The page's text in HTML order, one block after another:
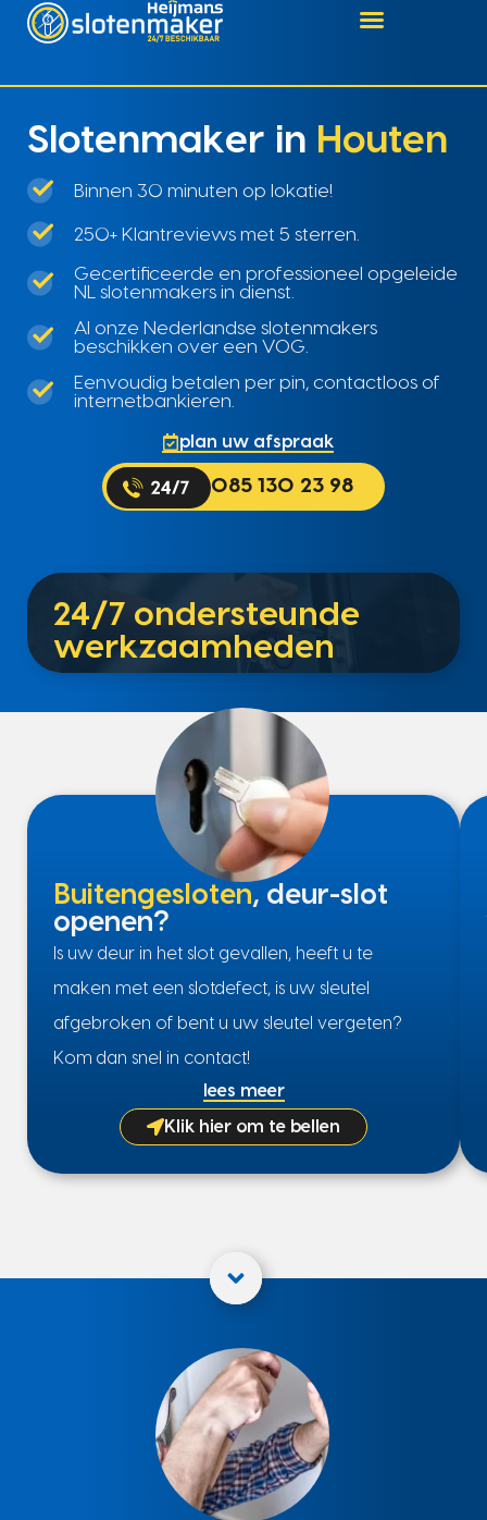
Slotenmaker in Houten
Binnen 30 minuten op lokatie!
250+ Klantreviews met 5 sterren.
Gecertificeerde en professioneel opgeleide
NL slotenmakers in dienst.
Al onze Nederlandse slotenmakers
beschikken over een VOG.
Eenvoudig betalen per pin, contactloos of
internetbankieren.
plan uw afspraak
085 130 23 98
24/7 ondersteunde
werkzaamheden
Buitengesloten, deur-slot
openen?
Is uw deur in het slot gevallen, heeft u te
maken met een slotdefect, is uw sleutel
afgebroken of bent u uw sleutel vergeten?
Kom dan snel in contact!
lees meer
Klik hier om te bellen